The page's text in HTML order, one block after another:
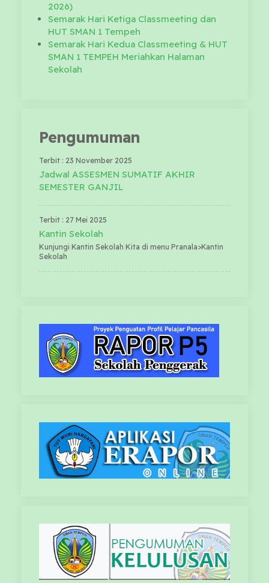
2026)
Semarak Hari Ketiga Classmeeting dan
HUT SMAN 1 Tempeh
Semarak Hari Kedua Classmeeting & HUT
SMAN 1 TEMPEH Meriahkan Halaman
Sekolah
Pengumuman
Terbit : 23 November 2025
Jadwal ASSESMEN SUMATIF AKHIR
SEMESTER GANJIL
Terbit : 27 Mei 2025
Kantin Sekolah
Kunjungi Kantin Sekolah Kita di menu Pranala>Kantin
Sekolah